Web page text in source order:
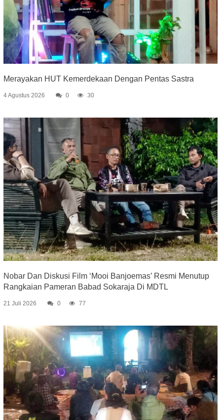
Merayakan HUT Kemerdekaan Dengan Pentas Sastra
4 Agustus 2026 0 30
Nobar Dan Diskusi Film ‘Mooi Banjoemas’ Resmi Menutup
Rangkaian Pameran Babad Sokaraja Di MDTL
21 Juli 2026 0 77